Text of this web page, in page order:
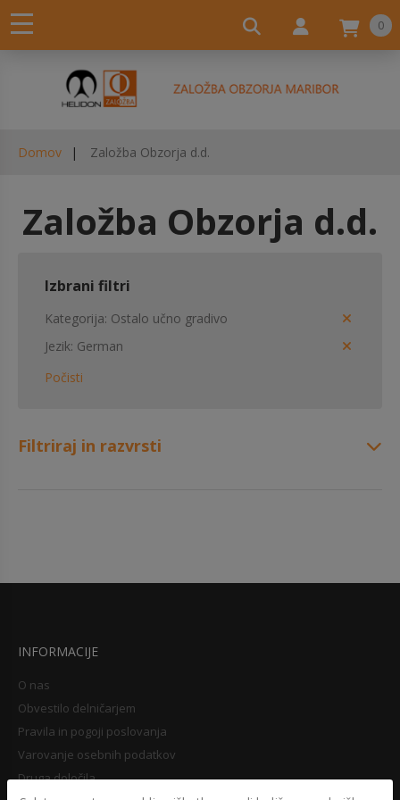
0
Domov Založba Obzorja d.d.
Založba Obzorja d.d.
Izbrani filtri
Kategorija Ostalo učno gradivo
Jezik German
Počisti
Filtriraj in razvrsti
INFORMACIJE
O nas
Obvestilo delničarjem
Pravila in pogoji poslovanja
Varovanje osebnih podatkov
Druga določila